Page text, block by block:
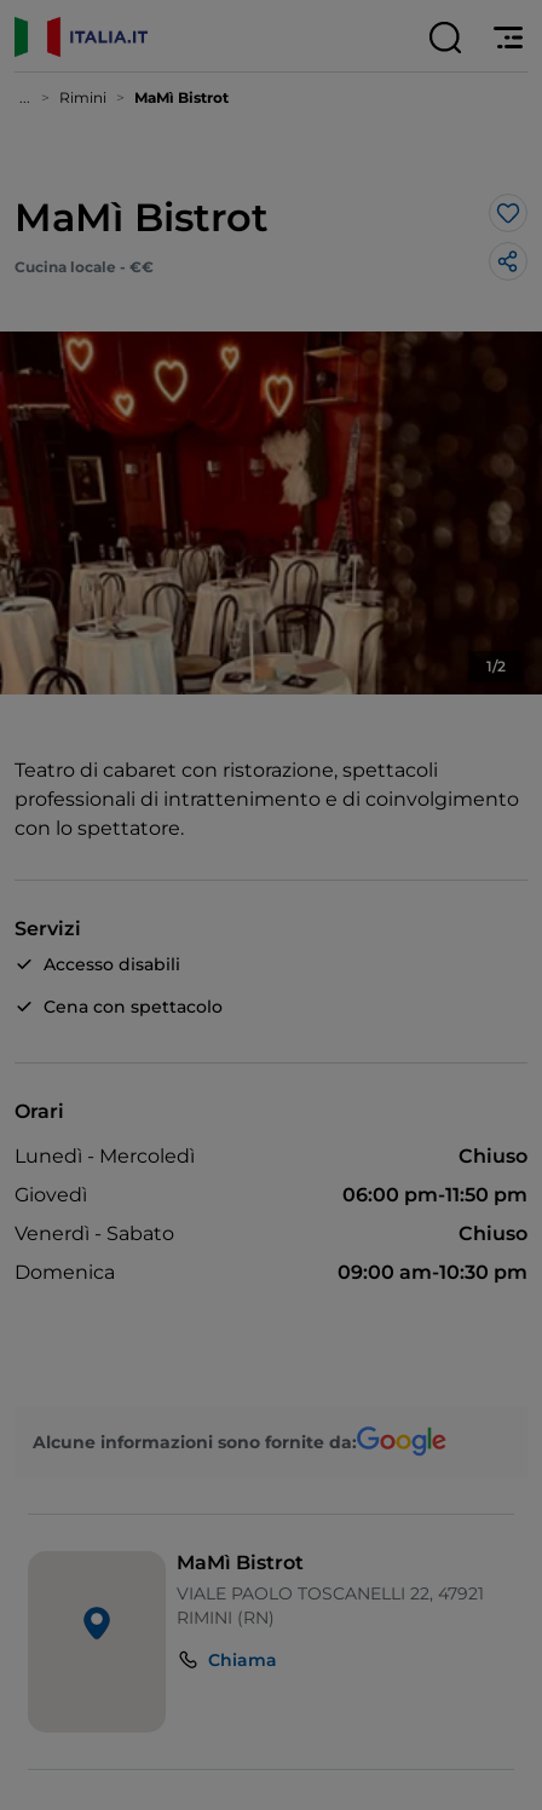
... Rimini MaMì Bistrot
MaMì Bistrot
Cucina locale - €€
1/2
Teatro di cabaret con ristorazione, spettacoli
professionali di intrattenimento e di coinvolgimento
con lo spettatore.
Servizi
Accesso disabili
Cena con spettacolo
Orari
Lunedì - Mercoledì
Chiuso
Giovedì
06:00 pm-11:50 pm
Venerdì - Sabato
Chiuso
Domenica
09:00 am-10:30 pm
Alcune informazioni sono fornite da:
MaMì Bistrot
VIALE PAOLO TOSCANELLI 22, 47921
RIMINI (RN)
Chiama